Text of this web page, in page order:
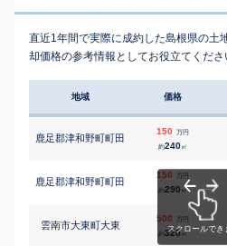
直近1年間で実際に成約した島根県の土
却価格の参考情報としてお役立てくださ
地域 価格
鹿足郡津和野町町田
150 万円
約240㎡
鹿足郡津和野町町田
150 万円
約290 ㎡
雲南市大東町大東
500 万円
約320㎡